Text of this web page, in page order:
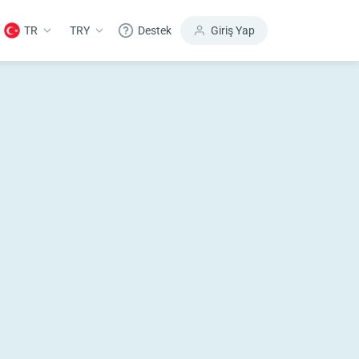
TR TRY Destek Giriş Yap